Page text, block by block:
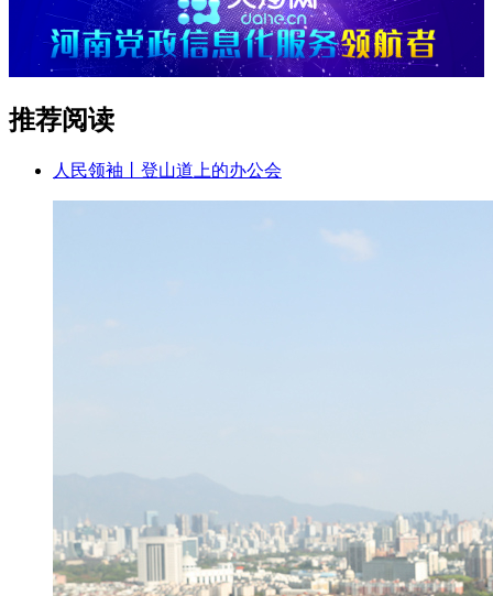
推荐阅读
人民领袖丨登山道上的办公会